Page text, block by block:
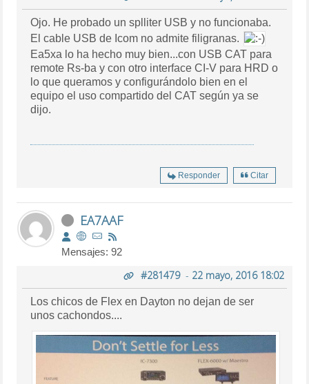
Ojo. He probado un splliter USB y no funcionaba.
El cable USB de Icom no admite filigranas.
Ea5xa lo ha hecho muy bien...con USB CAT para
remote Rs-ba y con otro interface CI-V para HRD o
lo que queramos y configurándolo bien en el
equipo el uso compartido del CAT según ya se
dijo.
Responder Citar
EA7AAF
Mensajes: 92
#281479- 22 mayo, 2016 18:02
Los chicos de Flex en Dayton no dejan de ser
unos cachondos....